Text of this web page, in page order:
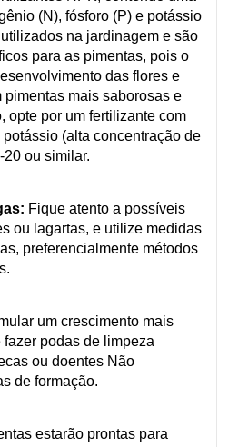
(N), fósforo (P) e potássio
na jardinagem e são
para as pimentas, pois o
das flores e
pimentas mais saborosas e
opte por um fertilizante com
(alta concentração de
20 ou similar.
Fique atento a possíveis
ou lagartas, e utilize medidas
preferencialmente métodos
um crescimento mais
podas de limpeza
ou doentes Não
de formação.
estarão prontas para